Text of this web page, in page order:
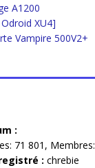
A1200
XU4]
Vampire 500V2+
:
71 801, Membres:
: chrebie